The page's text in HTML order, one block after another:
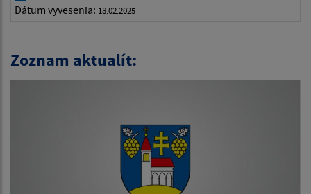
Dátum vyvesenia: 18.02.2025
Zoznam aktualít: